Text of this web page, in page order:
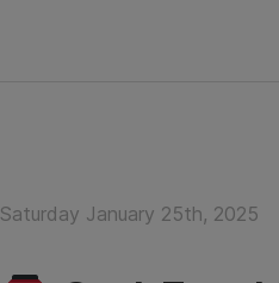
Saturday January 25th, 2025